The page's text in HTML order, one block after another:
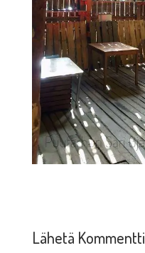
Lähetä Kommentti